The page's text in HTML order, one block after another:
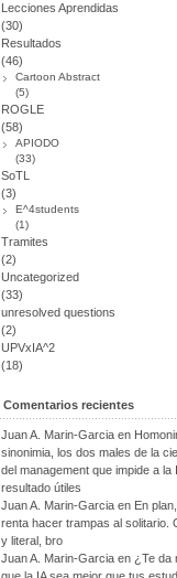
Lecciones Aprendidas
(30)
Resultados
(46)
Cartoon Abstract
(5)
ROGLE
(58)
APIODO
(33)
SoTL
(3)
E^4students
(1)
Tramites
(2)
Uncategorized
(33)
unresolved questions
(2)
UPVxIA^2
(18)
Comentarios recientes
Juan A. Marin-Garcia en
sinonimia, los dos males de la
del management que impide a la
resultado útiles
Juan A. Marin-Garcia en En
renta hacer trampas al solitario.
y literal, bro
Juan A. Marin-Garcia en ¿Te da